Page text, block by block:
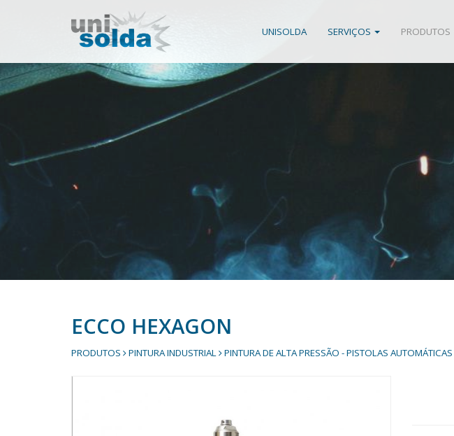
UNISOLDA SERVIÇOS PRODUTOS
ECCO HEXAGON
PRODUTOS PINTURA INDUSTRIAL PINTURA DE ALTA PRESSÃO - PISTOLAS AUTOMÁTICAS